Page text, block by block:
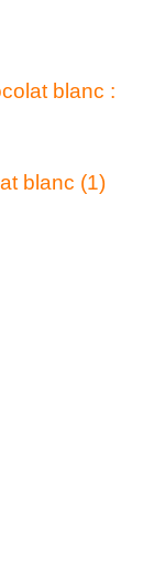
blanc :